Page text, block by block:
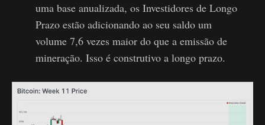
uma base anualizada, os Investidores de Longo
Prazo estão adicionando ao seu saldo um
volume 7,6 vezes maior do que a emissão de
mineração. Isso é construtivo a longo prazo.